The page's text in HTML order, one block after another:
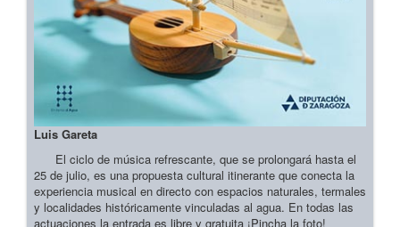
Luis Gareta
El ciclo de música refrescante, que se prolongará hasta el
25 de julio, es una propuesta cultural itinerante que conecta la
experiencia musical en directo con espacios naturales, termales
y localidades históricamente vinculadas al agua. En todas las
actuaciones la entrada es libre y gratuita ¡Pincha la foto!